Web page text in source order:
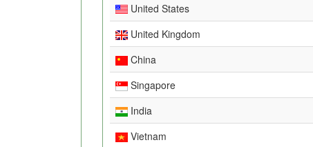
United States
United Kingdom
China
Singapore
India
Vietnam